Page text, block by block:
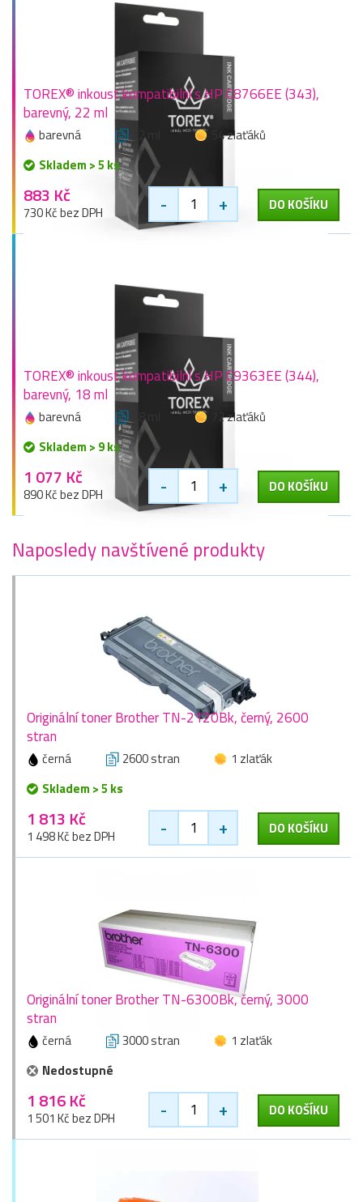
TOREX® inkoust kompatibilní s HP C8766EE (343),
barevný, 22 ml
barevná 22 ml
54 zlaťáků
Skladem > 5 ks
883 Kč
730 Kč bez DPH - + DO KOŠÍKU
TOREX® inkoust kompatibilní s HP C9363EE (344),
barevný, 18 ml
barevná 18 ml
72 zlaťáků
Skladem > 9 ks
1 077 Kč
890 Kč bez DPH - + DO KOŠÍKU
Naposledy navštívené produkty
Originální toner Brother TN-2120Bk, černý, 2600
stran
černá 2600 stran
1 zlaťák
Skladem > 5 ks
1 813 Kč
1 498 Kč bez DPH - + DO KOŠÍKU
Originální toner Brother TN-6300Bk, černý, 3000
stran
černá 3000 stran
1 zlaťák
Nedostupné
1 816 Kč
1 501 Kč bez DPH - + DO KOŠÍKU